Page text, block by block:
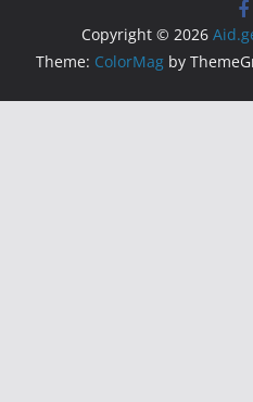
Copyright © 2026
Theme: ColorMag by